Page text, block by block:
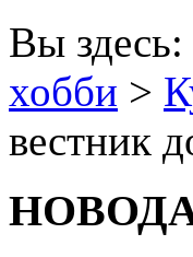
Вы здесь:
хобби >
вестник